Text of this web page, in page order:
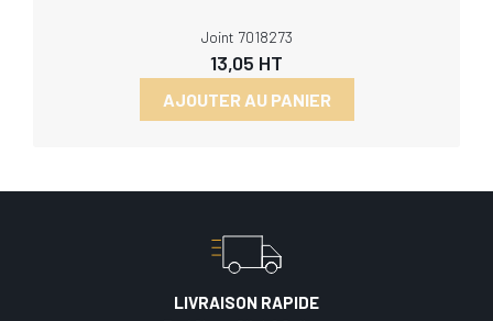
Joint 7018273
13,05 HT
AJOUTER AU PANIER
LIVRAISON RAPIDE